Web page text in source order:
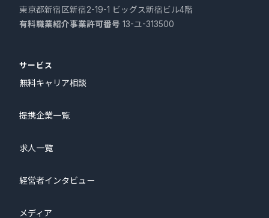
東京都新宿区新宿2-19-1 ビッグス新宿ビル4階
有料職業紹介事業許可番号 13-ユ-313500
サービス
無料キャリア相談
提携企業一覧
求人一覧
経営者インタビュー
メディア